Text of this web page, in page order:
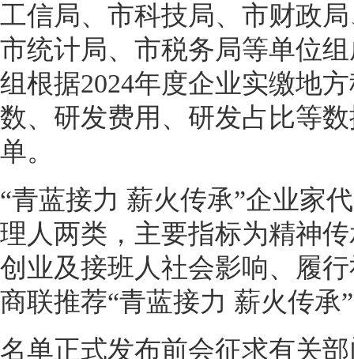
工信局、市科技局、市财政
市统计局、市税务局等单位
组根据2024年度企业实缴地
数、研发费用、研发占比等
单。
“青蓝接力 薪火传承”企业家
理人两类，主要指标为精神
创业及接班人社会影响、履
商联推荐“青蓝接力 薪火传承
名单正式发布前会征求有关